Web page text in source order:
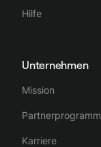
Hilfe
Unternehmen
Mission
Partnerprogramm
Karriere